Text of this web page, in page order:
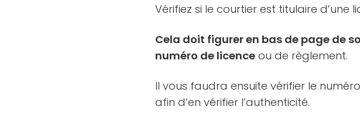
Vérifiez si le courtier est titulaire d’une
Cela doit figurer en bas de page de
numéro de licence ou de règlement.
Il vous faudra ensuite vérifier le
afin d’en vérifier l’authenticité.